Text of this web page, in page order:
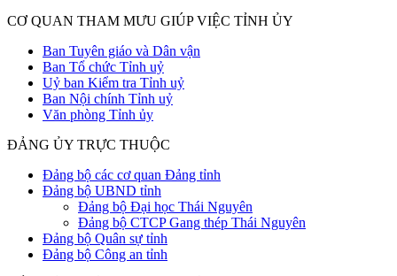
CƠ QUAN THAM MƯU GIÚP VIỆC TỈNH ỦY
Ban Tuyên giáo và Dân vận
Ban Tổ chức Tỉnh uỷ
Uỷ ban Kiểm tra Tỉnh uỷ
Ban Nội chính Tỉnh uỷ
Văn phòng Tỉnh ủy
ĐẢNG ỦY TRỰC THUỘC
Đảng bộ các cơ quan Đảng tỉnh
Đảng bộ UBND tỉnh
Đảng bộ Đại học Thái Nguyên
Đảng bộ CTCP Gang thép Thái Nguyên
Đảng bộ Quân sự tỉnh
Đảng bộ Công an tỉnh